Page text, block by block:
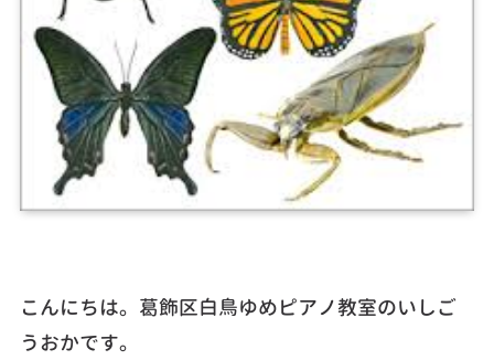
こんにちは。葛飾区白鳥ゆめピアノ教室のいしご
うおかです。